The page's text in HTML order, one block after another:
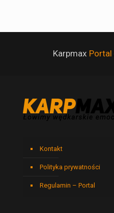
Karpmax Portal
Kontakt
Polityka prywatności
Regulamin – Portal